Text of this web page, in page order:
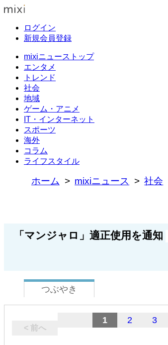
ログイン
新規会員登録
mixiニューストップ
エンタメ
トレンド
社会
地域
ゲーム・アニメ
IT・インターネット
スポーツ
海外
コラム
ライフスタイル
ホーム mixiニュース 社会
「マンジャロ」適正使用を通知
つぶやき
< 前へ
1 2 3